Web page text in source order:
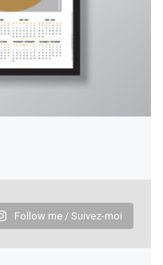
Follow me / Suivez-moi